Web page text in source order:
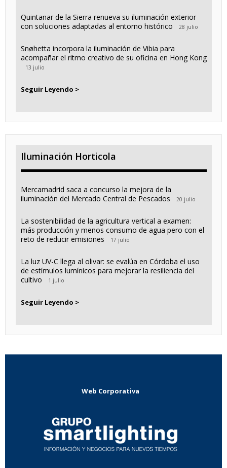
Quintanar de la Sierra renueva su iluminación exterior
con soluciones adaptadas al entorno histórico
28 julio
Snøhetta incorpora la iluminación de Vibia para
acompañar el ritmo creativo de su oficina en Hong Kong
13 julio
Seguir Leyendo >
Iluminación Horticola
Mercamadrid saca a concurso la mejora de la
iluminación del Mercado Central de Pescados
20 julio
La sostenibilidad de la agricultura vertical a examen:
más producción y menos consumo de agua pero con el
reto de reducir emisiones
17 julio
La luz UV-C llega al olivar: se evalúa en Córdoba el uso
de estímulos lumínicos para mejorar la resiliencia del
cultivo
1 julio
Seguir Leyendo >
Web Corporativa